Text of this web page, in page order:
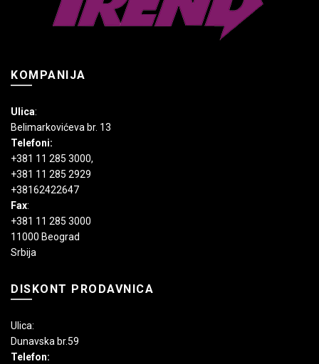
proizvoda.
KOMPANIJA
Ulica:
Belimarkovićeva br. 13
Telefoni:
+381 11 285 3000,
+381 11 285 2929
+38162422647
Fax:
+381 11 285 3000
11000 Beograd
Srbija
DISKONT PRODAVNICA
Ulica:
Dunavska br.59
Telefon: